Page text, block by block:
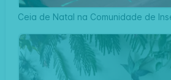
Ceia de Natal na Comunidade de